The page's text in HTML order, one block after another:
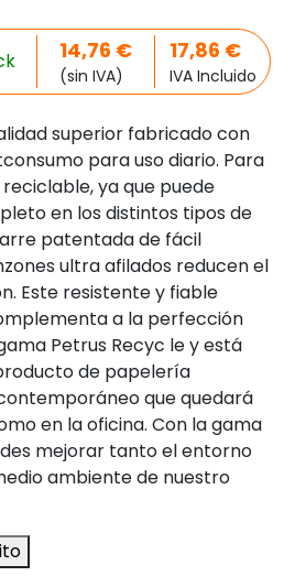
14,76 €
(sin IVA)
17,86 €
IVA Incluido
superior fabricado con
para uso diario. Para
reciclable, ya que puede
en los distintos tipos de
patentada de fácil
ultra afilados reducen el
Este resistente y fiable
a la perfección
Petrus Recyc le y está
de papelería
que quedará
en la oficina. Con la gama
mejorar tanto el entorno
ambiente de nuestro